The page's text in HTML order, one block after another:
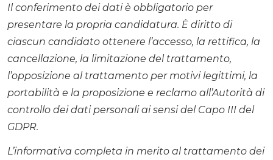
Il conferimento dei dati è obbligatorio per
presentare la propria candidatura. È diritto di
ciascun candidato ottenere l’accesso, la rettifica, la
cancellazione, la limitazione del trattamento,
l’opposizione al trattamento per motivi legittimi, la
portabilità e la proposizione e reclamo all’Autorità di
controllo dei dati personali ai sensi del Capo III del
GDPR.
L’informativa completa in merito al trattamento dei